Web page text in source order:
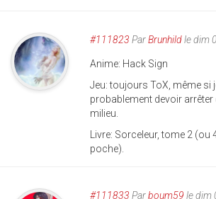
#111823 ParBrunhildle dim
Anime: Hack Sign
Jeu: toujours ToX, même si
probablement devoir arrêter
milieu.
Livre: Sorceleur, tome 2 (ou
poche).
#111833 Parboum59 le dim